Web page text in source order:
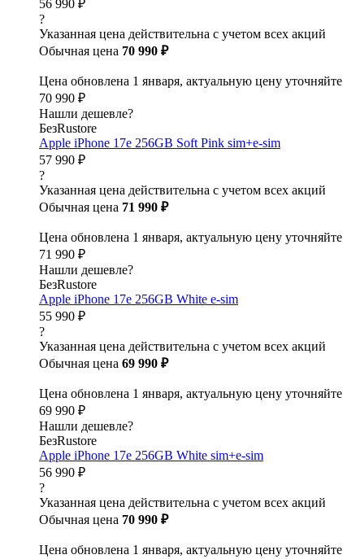
56 990 ₽
?
Указанная цена действительна с учетом всех акций
Обычная цена 70 990 ₽
Цена обновлена 1 января, актуальную цену уточняйте
70 990 ₽
Нашли дешевле?
БезRustore
Apple iPhone 17e 256GB Soft Pink sim+e-sim
57 990 ₽
?
Указанная цена действительна с учетом всех акций
Обычная цена 71 990 ₽
Цена обновлена 1 января, актуальную цену уточняйте
71 990 ₽
Нашли дешевле?
БезRustore
Apple iPhone 17e 256GB White e-sim
55 990 ₽
?
Указанная цена действительна с учетом всех акций
Обычная цена 69 990 ₽
Цена обновлена 1 января, актуальную цену уточняйте
69 990 ₽
Нашли дешевле?
БезRustore
Apple iPhone 17e 256GB White sim+e-sim
56 990 ₽
?
Указанная цена действительна с учетом всех акций
Обычная цена 70 990 ₽
Цена обновлена 1 января, актуальную цену уточняйте